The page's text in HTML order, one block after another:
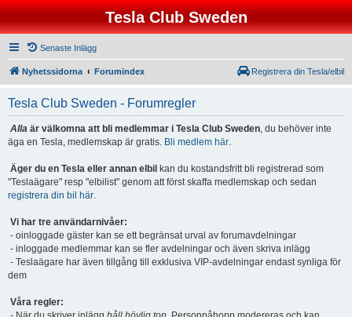
Tesla Club Sweden
Senaste Inlägg
Nyhetssidorna Forumindex Registrera din Tesla/elbil
Tesla Club Sweden - Forumregler
Alla är välkomna att bli medlemmar i Tesla Club Sweden, du behöver inte
äga en Tesla, medlemskap är gratis. Bli medlem här.
Äger du en Tesla eller annan elbil kan du kostandsfritt bli registrerad som
"Teslaägare" resp "elbilist" genom att först skaffa medlemskap och sedan
registrera din bil här.
Vi har tre användarnivåer:
- oinloggade gäster kan se ett begränsat urval av forumavdelningar
- inloggade medlemmar kan se fler avdelningar och även skriva inlägg
- Teslaägare har även tillgång till exklusiva VIP-avdelningar endast synliga för
dem
Våra regler: